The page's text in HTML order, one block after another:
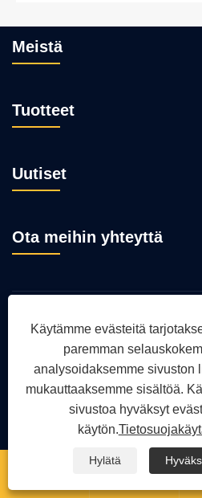
Meistä
Tuotteet
Uutiset
Ota meihin yhteyttä
Copyright © 2025 Hebei
Technology Co., Ltd.
Käytämme evästeitä
paremman
analysoidaksemme sivuston
mukauttaaksemme sisältöä.
sivustoa hyväksyt
käytön.
Hylätä